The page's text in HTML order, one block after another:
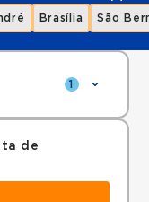
Brasília São
1
de